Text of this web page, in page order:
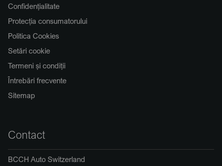
Confidențialitate
Protecția consumatorului
Politica Cookies
Setări cookie
Termeni și condiții
Întrebări frecvente
Sitemap
Contact
BCCH Auto Switzerland